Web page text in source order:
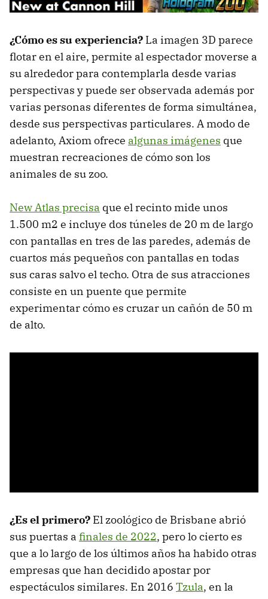
¿Cómo es su experiencia? La imagen 3D parece
flotar en el aire, permite al espectador moverse a
su alrededor para contemplarla desde varias
perspectivas y puede ser observada además por
varias personas diferentes de forma simultánea,
desde sus perspectivas particulares. A modo de
adelanto, Axiom ofrece algunas imágenes que
muestran recreaciones de cómo son los
animales de su zoo.
New Atlas precisa que el recinto mide unos
1.500 m2 e incluye dos túneles de 20 m de largo
con pantallas en tres de las paredes, además de
cuartos más pequeños con pantallas en todas
sus caras salvo el techo. Otra de sus atracciones
consiste en un puente que permite
experimentar cómo es cruzar un cañón de 50 m
de alto.
¿Es el primero? El zoológico de Brisbane abrió
sus puertas a finales de 2022, pero lo cierto es
que a lo largo de los últimos años ha habido otras
empresas que han decidido apostar por
espectáculos similares. En 2016 Tzula, en la